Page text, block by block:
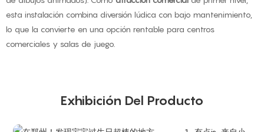
esta instalación combina diversión lúdica con bajo mantenimiento,
lo que la convierte en una opción rentable para centros
comerciales y salas de juego.
Exhibición Del Producto